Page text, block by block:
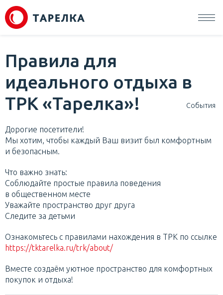
Правила для
идеального отдыха в
ТРК «Тарелка»!
События
Дорогие посетители!
Мы хотим, чтобы каждый Ваш визит был комфортным
и безопасным.
Что важно знать:
Соблюдайте простые правила поведения
в общественном месте
Уважайте пространство друг друга
Следите за детьми
Ознакомьтесь с правилами нахождения в ТРК по ссылке
https://tktarelka.ru/trk/about/
Вместе создаём уютное пространство для комфортных
покупок и отдыха!